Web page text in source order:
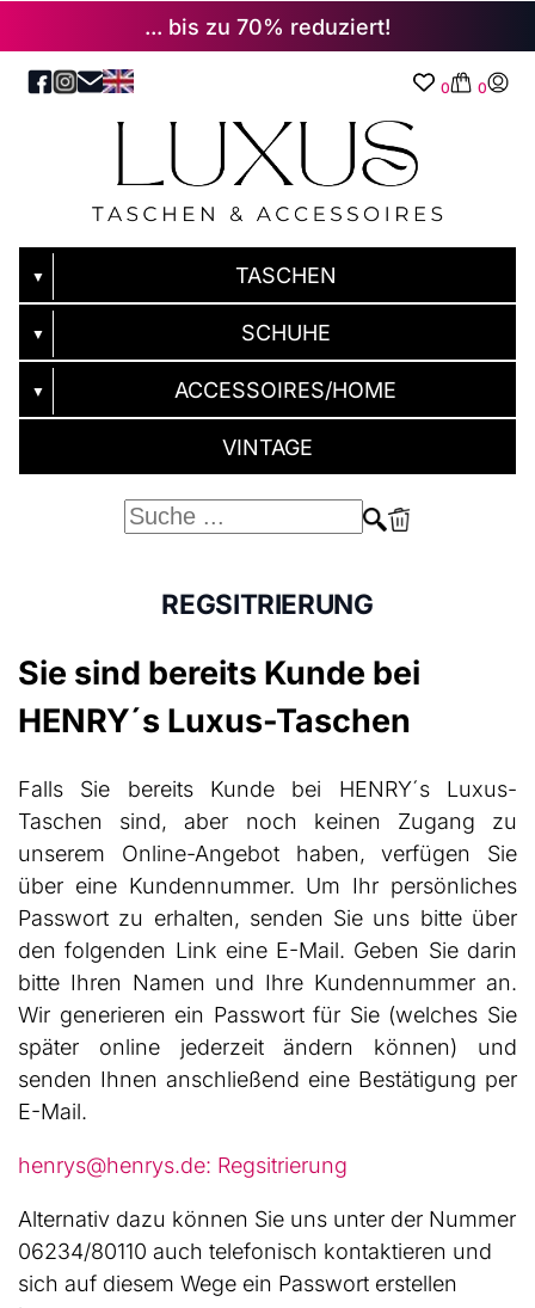
... bis zu 70% reduziert!
0 0
▼ TASCHEN
▼ SCHUHE
▼ ACCESSOIRES/HOME
VINTAGE
REGSITRIERUNG
Sie sind bereits Kunde bei
HENRY´s Luxus-Taschen
Falls Sie bereits Kunde bei HENRY´s Luxus-
Taschen sind, aber noch keinen Zugang zu
unserem Online-Angebot haben, verfügen Sie
über eine Kundennummer. Um Ihr persönliches
Passwort zu erhalten, senden Sie uns bitte über
den folgenden Link eine E-Mail. Geben Sie darin
bitte Ihren Namen und Ihre Kundennummer an.
Wir generieren ein Passwort für Sie (welches Sie
später online jederzeit ändern können) und
senden Ihnen anschließend eine Bestätigung per
E-Mail.
henrys@henrys.de: Regsitrierung
Alternativ dazu können Sie uns unter der Nummer
06234/80110 auch telefonisch kontaktieren und
sich auf diesem Wege ein Passwort erstellen